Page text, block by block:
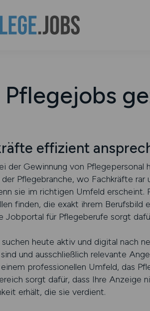
Pflegejobs
effizient
der Gewinnung von
der Pflegebranche, wo Fachkräfte
sie im richtigen Umfeld
finden, die exakt ihrem Berufsbild
Jobportal für Pflegeberufe sorgt
heute aktiv und digital nach
und ausschließlich relevante
professionellen Umfeld, das
sorgt dafür, dass Ihre Anzeige
erhält, die sie verdient.